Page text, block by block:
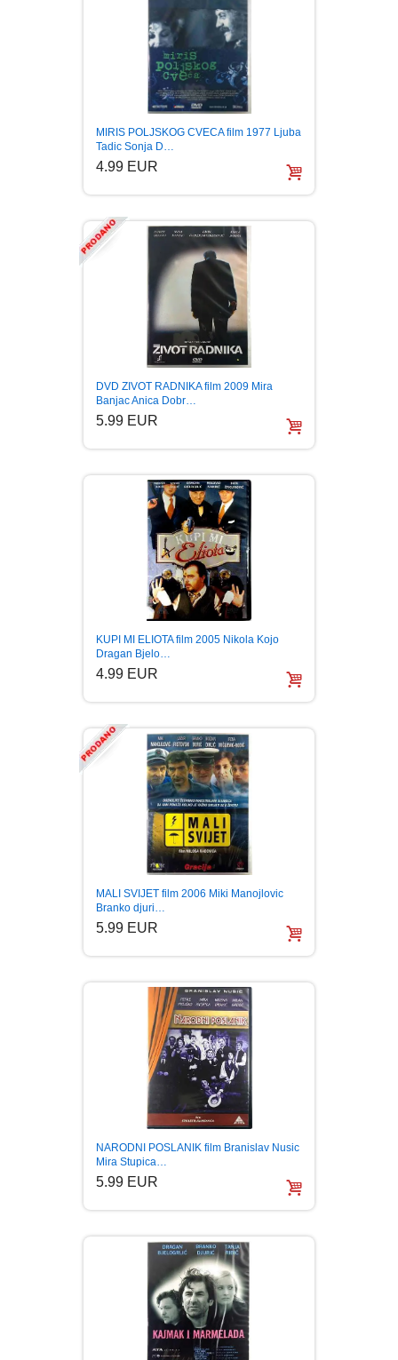
MIRIS POLJSKOG CVECA film 1977 Ljuba
Tadic Sonja D…
4.99 EUR
DVD ZIVOT RADNIKA film 2009 Mira
Banjac Anica Dobr…
5.99 EUR
KUPI MI ELIOTA film 2005 Nikola Kojo
Dragan Bjelo…
4.99 EUR
MALI SVIJET film 2006 Miki Manojlovic
Branko djuri…
5.99 EUR
NARODNI POSLANIK film Branislav Nusic
Mira Stupica…
5.99 EUR